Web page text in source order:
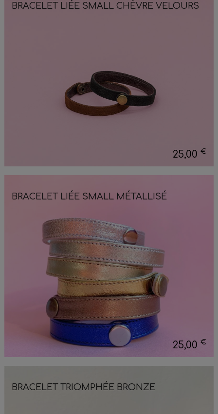
BRACELET LIÉE SMALL CHÈVRE VELOURS
25,00€
BRACELET LIÉE SMALL MÉTALLISÉ
25,00€
BRACELET TRIOMPHÉE BRONZE